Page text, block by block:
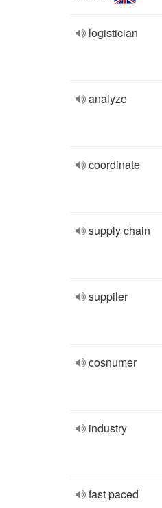
logistician
analyze
coordinate
supply chain
suppiler
cosnumer
industry
fast paced